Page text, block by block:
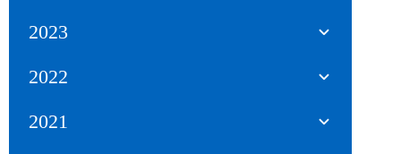
2023
2022
2021